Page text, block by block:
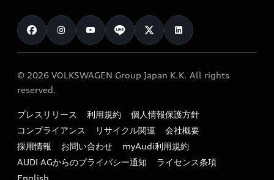
カタログ一覧
車検 / 定期点検
e-tronアフターサポート
myAudi
クオリティ
保証
メンテナンス
ファイナンス
キャンペーン / イベント
買取査定
お知らせ
オーナー様向けキャンペーン
特定整備適用車一覧
リサイクル法
よくある質問（FAQ）
© 2026 VOLKSWAGEN Group Japan K.K. All rights
reserved.
プレスリリース 利用規約
個人情報保護方針
コンプライアンス
リサイクル関連
会社概要
採用情報
お問い合わせ
myAudi利用規約
AUDI AGからのプライバシー通知
ライセンス条項
English